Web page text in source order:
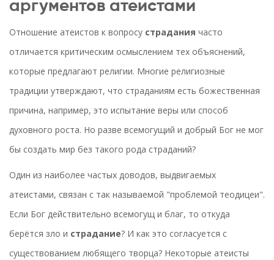
аргументов атеистами
Отношение атеистов к вопросу страдания часто
отличается критическим осмыслением тех объяснений,
которые предлагают религии. Многие религиозные
традиции утверждают, что страданиям есть божественная
причина, например, это испытание веры или способ
духовного роста. Но разве всемогущий и добрый Бог не мог
бы создать мир без такого рода страданий?
Один из наиболее частых доводов, выдвигаемых
атеистами, связан с так называемой "проблемой теодицеи".
Если Бог действительно всемогущ и благ, то откуда
берётся зло и страдание? И как это согласуется с
существованием любящего творца? Некоторые атеисты